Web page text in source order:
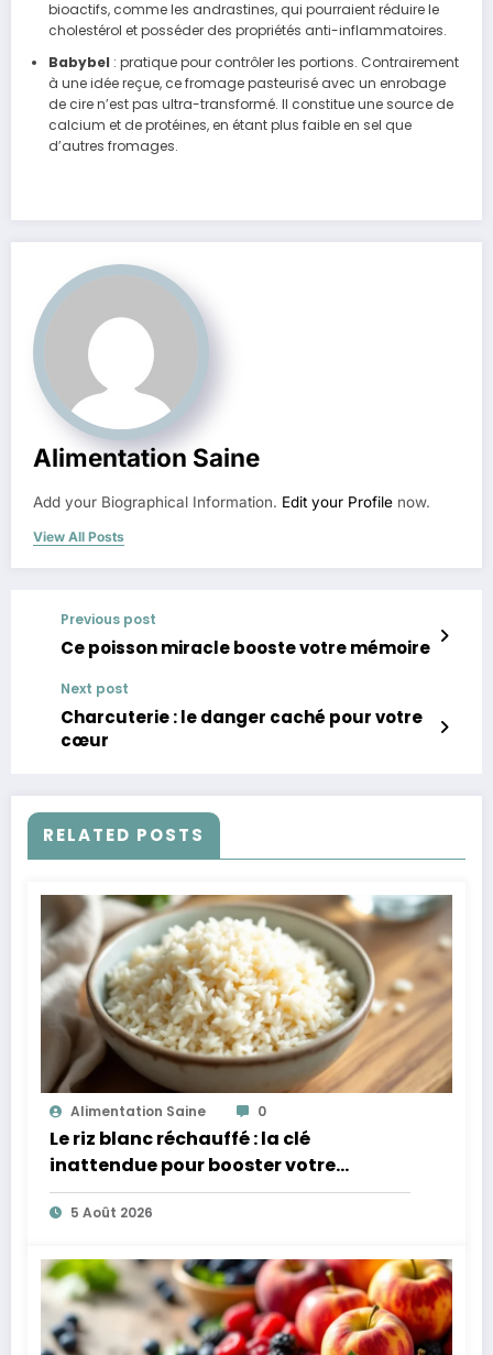
bioactifs, comme les andrastines, qui pourraient réduire le
cholestérol et posséder des propriétés anti-inflammatoires.
Babybel : pratique pour contrôler les portions. Contrairement
à une idée reçue, ce fromage pasteurisé avec un enrobage
de cire n’est pas ultra-transformé. Il constitue une source de
calcium et de protéines, en étant plus faible en sel que
d’autres fromages.
Alimentation Saine
Add your Biographical Information. Edit your Profile now.
View All Posts
Previous post
Ce poisson miracle booste votre mémoire
Next post
Charcuterie : le danger caché pour votre
cœur
RELATED POSTS
Alimentation Saine 0
Le riz blanc réchauffé : la clé
inattendue pour booster votre
microbiote
5 Août 2026